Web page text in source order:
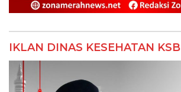
IKLAN DINAS KESEHATAN KSB